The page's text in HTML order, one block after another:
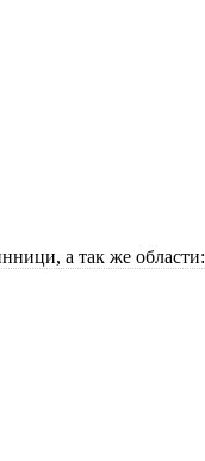
а так же области: